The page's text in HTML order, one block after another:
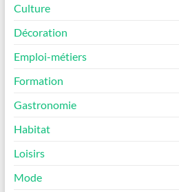
Culture
Décoration
Emploi-métiers
Formation
Gastronomie
Habitat
Loisirs
Mode